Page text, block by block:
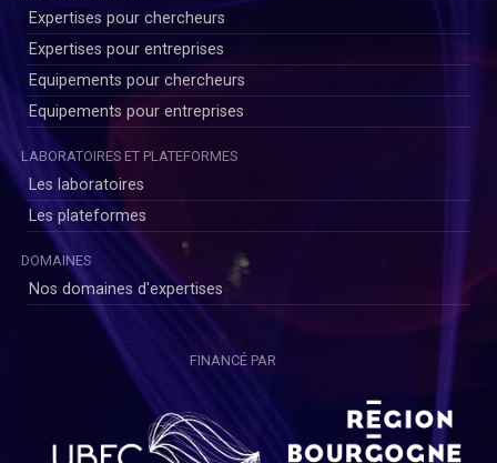
Expertises pour chercheurs
Expertises pour entreprises
Equipements pour chercheurs
Equipements pour entreprises
LABORATOIRES ET PLATEFORMES
Les laboratoires
Les plateformes
DOMAINES
Nos domaines d'expertises
FINANCÉ PAR